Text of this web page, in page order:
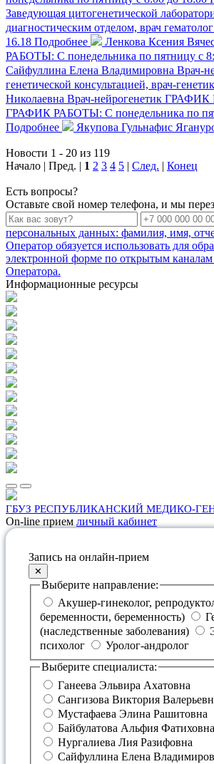
Заведующая цитогенетической
диагностическим отделом, врач гематолог
16.18 Подробнее Ленкова Ксения
РАБОТЫ: С понедельника по пятницу с
Сайфуллина Елена Владимировна Врач-
генетической консультацией, врач-
Николаевна Врач-нейрогенетик ГРАФИК
ГРАФИК РАБОТЫ: С понедельника по
Подробнее
Якупова Гульнафис
Новости 1 - 20 из 119
Начало | Пред. | 1 2 3 4 5 | След. | Конец
Есть вопросы?
Оставьте свой номер телефона, и мы
персональных данных: фамилия, имя,
Оператор обязуется использовать для
электронной форме по открытым каналам
Оператора.
Информационные ресурсы
ГБУЗ РЕСПУБЛИКАНСКИЙ МЕДИКО-
On-line прием личный кабинет
Запись на онлайн-прием
✕
Выберите направление:
Акушер-гинеколог,
беременности, беременность)
(наследственные заболевания)
психолог
Уролог-андролог
Выберите специалиста:
Ганеева Эльвира Ахатовна
Сангизова Виктория
Мустафаева Элина Рашитовна
Байбулатова Альфия Фатиховна
Нургалиева Лия Разифовна
Сайфуллина Елена